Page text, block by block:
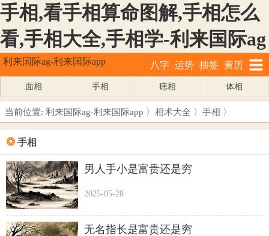
手相,看手相算命图解,手相怎么
看,手相大全,手相学-利来国际ag
利来国际ag-利来国际app 八字 运势 抽签 黄历
面相 手相 痣相 体相
当前位置: 利来国际ag-利来国际app 〉 相术大全 〉 手相 〉
❂ 手相
男人手小是富贵还是穷
2025-05-28
无名指长是富贵还是穷